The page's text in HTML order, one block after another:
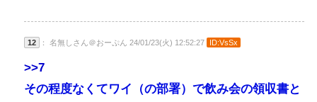
12 ： 名無しさん＠おーぷん 24/01/23(火) 12:52:27 ID:VsSx
>>7
その程度なくてワイ（の部署）で飲み会の領収書と